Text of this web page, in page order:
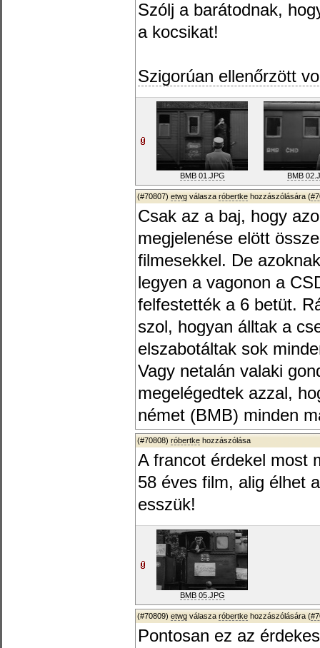
Szólj a barátodnak,
a kocsikat!
Szigorúan ellenőrzött
BMB 01.JPG BMB
(#70807) etwg válasza róbertke hozzászólására (
Csak az a baj, hogy
megjelenése elött
filmesekkel. De
legyen a vagonon a
felfestették a 6 betüt.
szol, hogyan álltak a
elszabotáltak sok
Vagy netalán valaki
megelégedtek azzal,
német (BMB) minden
(#70808) róbertke hozzászólása
A francot érdekel most
58 éves film, alig élhet
esszük!
BMB 05.JPG
(#70809) etwg válasza róbertke hozzászólására (
Pontosan ez az